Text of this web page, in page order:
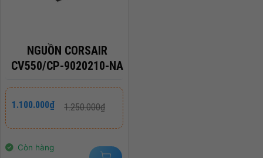
NGUỒN CORSAIR
CV550/CP-9020210-NA
1.250.000₫
Giá
gốc
1.250.000₫.
1.100.000₫
Giá
hiện
là:
Còn hàng